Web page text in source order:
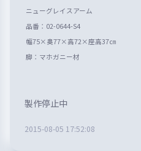
ニューグレイスアーム
品番：02-0644-S4
幅75×奥77×高72×座高37㎝
脚：マホガニー材
製作停止中
2015-08-05 17:52:08